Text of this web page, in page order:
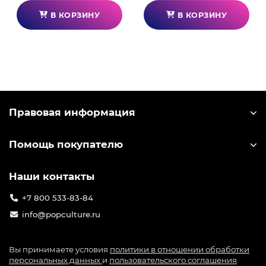
В КОРЗИНУ В КОРЗИНУ
Правовая информация
Помощь покупателю
Наши контакты
+7 800 533-83-84
info@popculture.ru
Вы принимаете условия политики в отношении обработки
персональных данных и пользовательского соглашения